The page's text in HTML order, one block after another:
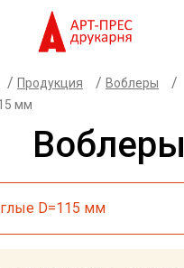
/ Продукция / Воблеры /
мм
Воблеры
D=115 мм